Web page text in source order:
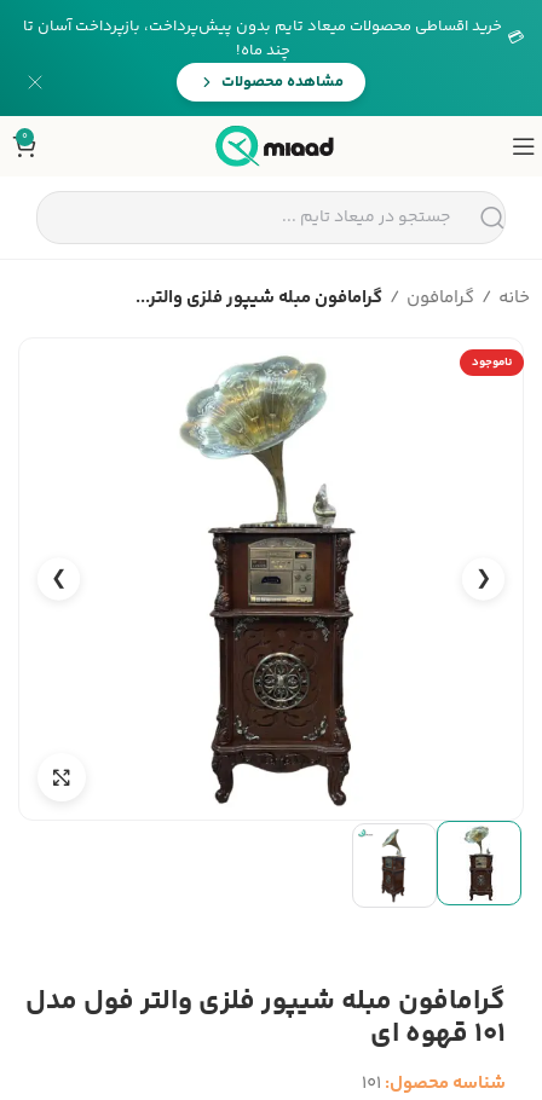
💳 خرید اقساطی محصولات میعاد تایم بدون پیش‌پرداخت، بازپرداخت آسان تا
چند ماه!
مشاهده محصولات
0
خانه گرامافون گرامافون مبله شیپور فلزی والتر...
ناموجود
❮
❯
گرامافون مبله شیپور فلزی والتر فول مدل
101 قهوه ای
شناسه محصول: 101